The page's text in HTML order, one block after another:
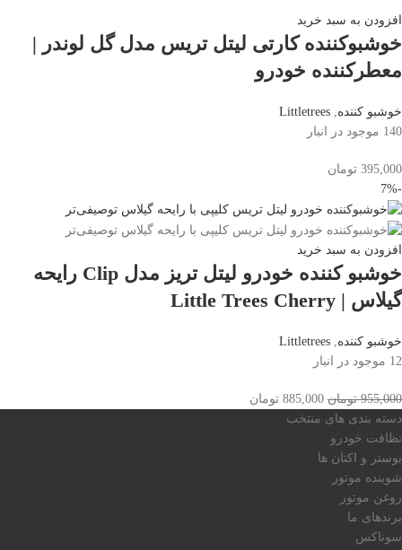
افزودن به سبد خرید
خوشبوکننده کارتی لیتل تریس مدل گل لوندر |
معطرکننده خودرو
خوشبو کننده,
Littletrees
140 موجود در انبار
395,000 تومان
-7%
افزودن به سبد خرید
خوشبو کننده خودرو لیتل تریز مدل Clip رایحه
گیلاس | Little Trees Cherry
خوشبو کننده Littletrees
12 موجود در انبار
955,000 تومان 885,000 تومان
دسته بندی های منتخب
نظافت خودرو
بوستر و اکتان ها
شوینده موتور
روغن موتور
برندهای ما
سوناکس